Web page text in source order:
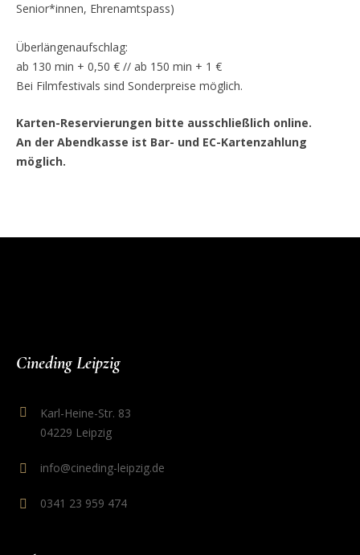
Senior*innen, Ehrenamtspass)
Überlängenaufschlag:
ab 130 min + 0,50 € // ab 150 min + 1 €
Bei Filmfestivals sind Sonderpreise möglich.
Karten-Reservierungen bitte ausschließlich online.
An der Abendkasse ist Bar- und EC-Kartenzahlung
möglich.
Cineding Leipzig
Karl-Heine-Str. 83
04229 Leipzig
info@cineding-leipzig.de
0341 23 959 474